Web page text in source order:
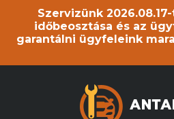
Szervizünk
időbeosztása és az
garantálni ügyfeleink